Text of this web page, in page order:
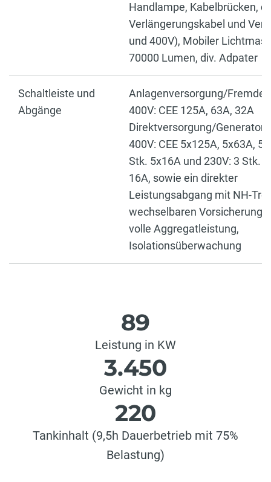
Handlampe, Kabelbrücken,
Verlängerungskabel und
und 400V), Mobiler
70000 Lumen, div. Adpater
Schaltleiste und
Abgänge
Anlagenversorgung/
400V: CEE 125A, 63A, 32A
Direktversorgung/
400V: CEE 5x125A, 5x63A,
Stk. 5x16A und 230V: 3 Stk.
16A, sowie ein direkter
Leistungsabgang mit NH-
wechselbaren
volle Aggregatleistung,
Isolationsüberwachung
89
Leistung in KW
3.450
Gewicht in kg
220
Tankinhalt (9,5h Dauerbetrieb mit 75%
Belastung)